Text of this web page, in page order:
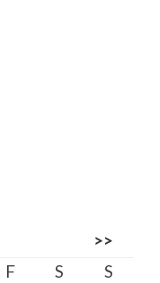
>>
F S
S